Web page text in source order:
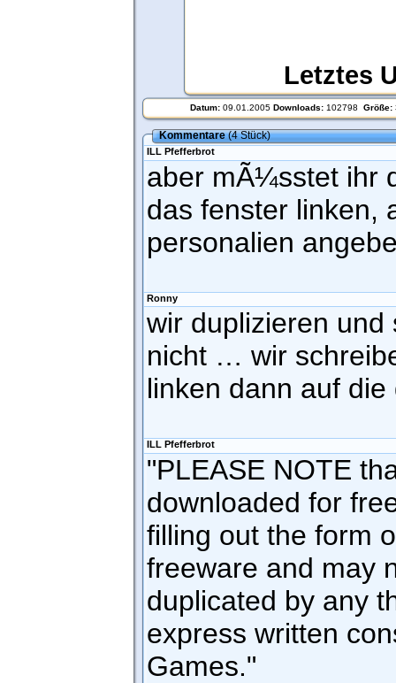
Letztes
Datum: 09.01.2005 Downloads: 102798 Größe:
Kommentare(4 Stück)
ILL Pfefferbrot
aber mÃ¼sstet ihr
das fenster linken,
personalien
Ronny
wir duplizieren und
nicht … wir
linken dann auf
ILL Pfefferbrot
"PLEASE NOTE
downloaded for
filling out the form
freeware and may
duplicated by any
express written
Games."